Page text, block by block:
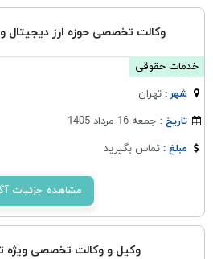
وکالت تخصصی حوزه ارز دیجیتال و
خدمات حقوقی
شهر :تهران
تاریخ : جمعه 16 مرداد 1405
مبلغ :تماس بگیرید
مشاهده جزئیات
وکیل و وکالت تخصصی ویژه